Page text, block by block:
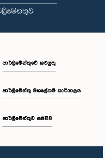
පාර්ලිමේන්තුවේ කටයුතු
පාර්ලිමේන්තු මහලේකම් කාර්යාලය
පාර්ලිමේන්තුව සජීවීව